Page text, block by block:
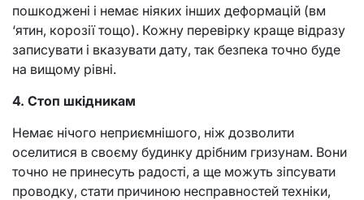
пошкоджені і немає ніяких інших деформацій (вм
‘ятин, корозії тощо). Кожну перевірку краще відразу
записувати і вказувати дату, так безпека точно буде
на вищому рівні.
4. Стоп шкідникам
Немає нічого неприємнішого, ніж дозволити
оселитися в своєму будинку дрібним гризунам. Вони
точно не принесуть радості, а ще можуть зіпсувати
проводку, стати причиною несправностей техніки,